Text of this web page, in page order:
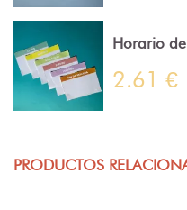
Horario
2.61 €
PRODUCTOS